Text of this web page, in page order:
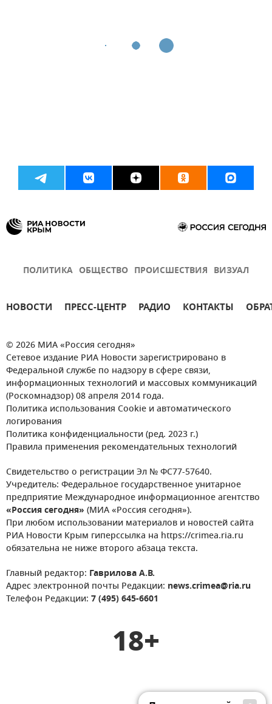
ПОЛИТИКА ОБЩЕСТВО ПРОИСШЕСТВИЯ ВИЗУАЛ
НОВОСТИ ПРЕСС-ЦЕНТР РАДИО КОНТАКТЫ
© 2026 МИА «Россия сегодня»
Сетевое издание РИА Новости зарегистрировано в
Федеральной службе по надзору в сфере связи,
информационных технологий и массовых коммуникаций
(Роскомнадзор) 08 апреля 2014 года.
Политика использования Cookie и автоматического
логирования
Политика конфиденциальности (ред. 2023 г.)
Правила применения рекомендательных технологий
Свидетельство о регистрации Эл № ФС77-57640.
Учредитель: Федеральное государственное унитарное
предприятие Международное информационное агентство
«Россия сегодня» (МИА «Россия сегодня»).
При любом использовании материалов и новостей сайта
РИА Новости Крым гиперссылка на https://crimea.ria.ru
обязательна не ниже второго абзаца текста.
Главный редактор: Гаврилова А.В.
Адрес электронной почты Редакции: news.crimea@ria.ru
Телефон Редакции: 7 (495) 645-6601
18+